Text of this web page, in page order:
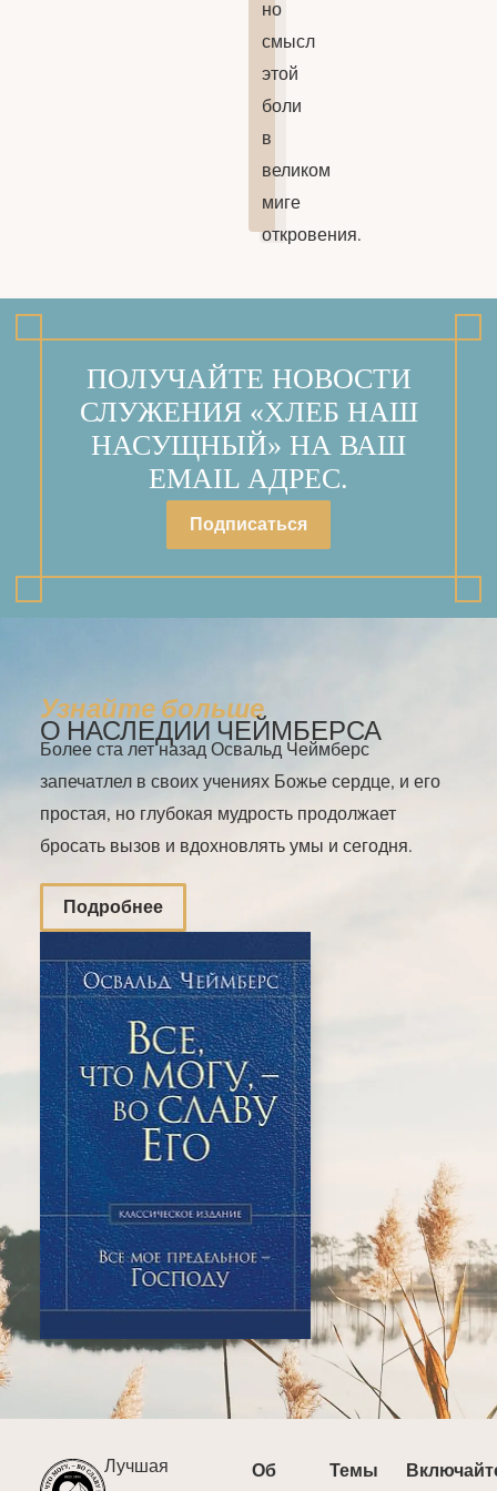
но
смысл
этой
боли
в
великом
миге
откровения.
ПОЛУЧАЙТЕ НОВОСТИ
СЛУЖЕНИЯ «ХЛЕБ НАШ
НАСУЩНЫЙ» НА ВАШ
EMAIL АДРЕС.
Подписаться
Узнайте больше
О НАСЛЕДИИ ЧЕЙМБЕРСА
Более ста лет назад Освальд Чеймберс
запечатлел в своих учениях Божье сердце, и его
простая, но глубокая мудрость продолжает
бросать вызов и вдохновлять умы и сегодня.
Подробнее
Лучшая
Об
Темы